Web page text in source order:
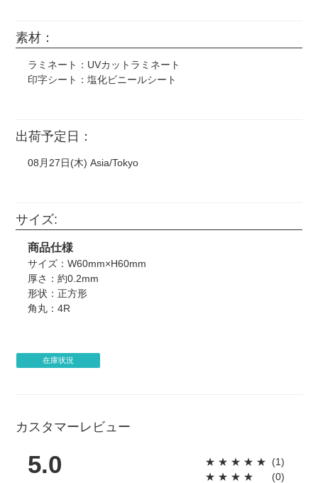
素材：
ラミネート：UVカットラミネート
印字シート：塩化ビニールシート
出荷予定日：
08月27日(木) Asia/Tokyo
サイズ:
商品仕様
サイズ：W60mm×H60mm
厚さ：約0.2mm
形状：正方形
角丸：4R
在庫状況
カスタマーレビュー
5.0 ★ ★ ★ ★ ★
(1)
★ ★ ★ ★
(0)